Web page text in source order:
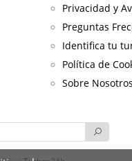
Privacidad y
Preguntas
Identifica tu
Política de
Sobre Nosotros